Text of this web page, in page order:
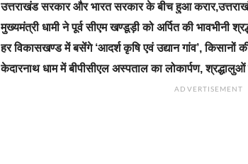
उत्तराखंड सरकार और भारत सरकार के बीच हुआ
मुख्यमंत्री धामी ने पूर्व सीएम खण्डूड़ी को अर्पित की भावभीनी
हर विकासखण्ड में बसेंगे ‘आदर्श कृषि एवं उद्यान गांव’,
केदारनाथ धाम में बीपीसीएल अस्पताल का लोकार्पण,
ADVERTISEMENT